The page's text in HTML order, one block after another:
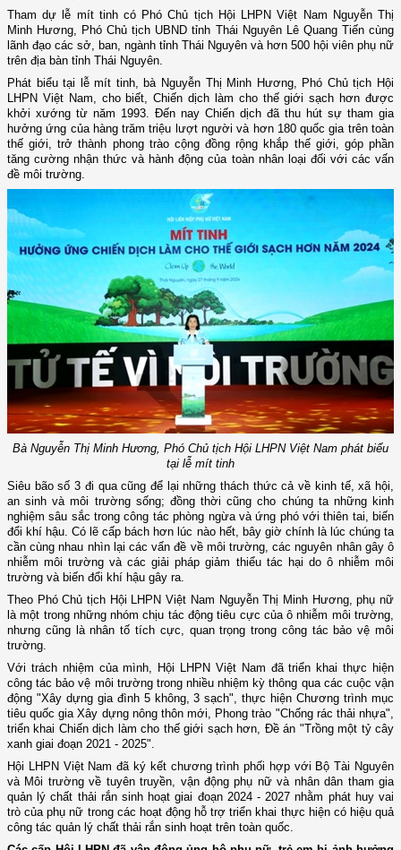
Tham dự lễ mít tinh có Phó Chủ tịch Hội LHPN Việt Nam Nguyễn Thị
Minh Hương, Phó Chủ tịch UBND tỉnh Thái Nguyên Lê Quang Tiến cùng
lãnh đạo các sở, ban, ngành tỉnh Thái Nguyên và hơn 500 hội viên phụ nữ
trên địa bàn tỉnh Thái Nguyên.
Phát biểu tại lễ mít tinh, bà Nguyễn Thị Minh Hương, Phó Chủ tịch Hội
LHPN Việt Nam, cho biết, Chiến dịch làm cho thế giới sạch hơn được
khởi xướng từ năm 1993. Đến nay Chiến dịch đã thu hút sự tham gia
hưởng ứng của hàng trăm triệu lượt người và hơn 180 quốc gia trên toàn
thế giới, trở thành phong trào cộng đồng rộng khắp thế giới, góp phần
tăng cường nhận thức và hành động của toàn nhân loại đối với các vấn
đề môi trường.
Bà Nguyễn Thị Minh Hương, Phó Chủ tịch Hội LHPN Việt Nam phát biểu
tại lễ mít tinh
Siêu bão số 3 đi qua cũng để lại những thách thức cả về kinh tế, xã hội,
an sinh và môi trường sống; đồng thời cũng cho chúng ta những kinh
nghiệm sâu sắc trong công tác phòng ngừa và ứng phó với thiên tai, biến
đổi khí hậu. Có lẽ cấp bách hơn lúc nào hết, bây giờ chính là lúc chúng ta
cần cùng nhau nhìn lại các vấn đề về môi trường, các nguyên nhân gây ô
nhiễm môi trường và các giải pháp giảm thiểu tác hại do ô nhiễm môi
trường và biến đổi khí hậu gây ra.
Theo Phó Chủ tịch Hội LHPN Việt Nam Nguyễn Thị Minh Hương, phụ nữ
là một trong những nhóm chịu tác động tiêu cực của ô nhiễm môi trường,
nhưng cũng là nhân tố tích cực, quan trọng trong công tác bảo vệ môi
trường.
Với trách nhiệm của mình, Hội LHPN Việt Nam đã triển khai thực hiện
công tác bảo vệ môi trường trong nhiều nhiệm kỳ thông qua các cuộc vận
động "Xây dựng gia đình 5 không, 3 sạch", thực hiện Chương trình mục
tiêu quốc gia Xây dựng nông thôn mới, Phong trào "Chống rác thải nhựa",
triển khai Chiến dịch làm cho thế giới sạch hơn, Đề án "Trồng một tỷ cây
xanh giai đoạn 2021 - 2025".
Hội LHPN Việt Nam đã ký kết chương trình phối hợp với Bộ Tài Nguyên
và Môi trường về tuyên truyền, vận động phụ nữ và nhân dân tham gia
quản lý chất thải rắn sinh hoạt giai đoạn 2024 - 2027 nhằm phát huy vai
trò của phụ nữ trong các hoạt động hỗ trợ triển khai thực hiện có hiệu quả
công tác quản lý chất thải rắn sinh hoạt trên toàn quốc.